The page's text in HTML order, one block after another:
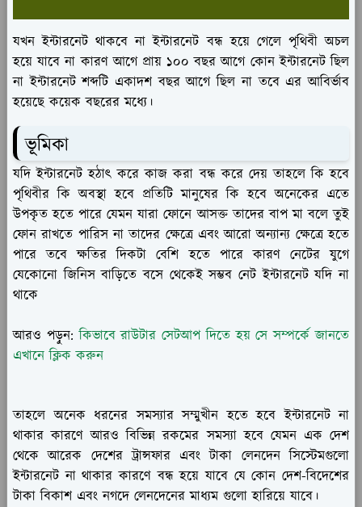
যখন ইন্টারনেট থাকবে না ইন্টারনেট বন্ধ হয়ে গেলে পৃথিবী অচল
হয়ে যাবে না কারণ আগে প্রায় ১০০ বছর আগে কোন ইন্টারনেট ছিল
না ইন্টারনেট শব্দটি একাদশ বছর আগে ছিল না তবে এর আবির্ভাব
হয়েছে কয়েক বছরের মধ্যে।
ভূমিকা
যদি ইন্টারনেট হঠাৎ করে কাজ করা বন্ধ করে দেয় তাহলে কি হবে
পৃথিবীর কি অবস্থা হবে প্রতিটি মানুষের কি হবে অনেকের এতে
উপকৃত হতে পারে যেমন যারা ফোনে আসক্ত তাদের বাপ মা বলে তুই
ফোন রাখতে পারিস না তাদের ক্ষেত্রে এবং আরো অন্যান্য ক্ষেত্রে হতে
পারে তবে ক্ষতির দিকটা বেশি হতে পারে কারণ নেটের যুগে
যেকোনো জিনিস বাড়িতে বসে থেকেই সম্ভব নেট ইন্টারনেট যদি না
থাকে
আরও পড়ুন:কিভাবে রাউটার সেটআপ দিতে হয় সে সম্পর্কে জানতে
এখানে ক্লিক করুন
তাহলে অনেক ধরনের সমস্যার সম্মুখীন হতে হবে ইন্টারনেট না
থাকার কারণে আরও বিভিন্ন রকমের সমস্যা হবে যেমন এক দেশ
থেকে আরেক দেশের ট্রান্সফার এবং টাকা লেনদেন সিস্টেমগুলো
ইন্টারনেট না থাকার কারণে বন্ধ হয়ে যাবে যে কোন দেশ-বিদেশের
টাকা বিকাশ এবং নগদে লেনদেনের মাধ্যম গুলো হারিয়ে যাবে।